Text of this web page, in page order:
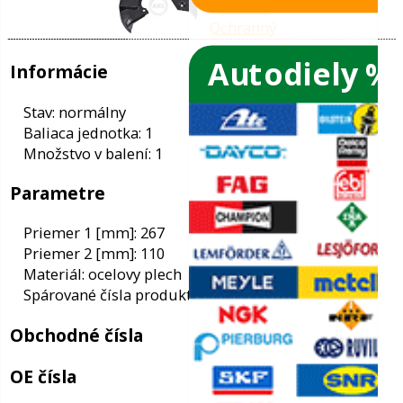
oleja
Autodiely %